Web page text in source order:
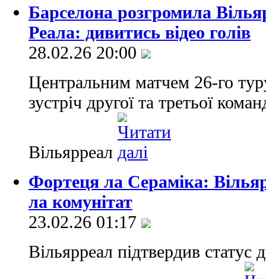
Барселона розгромила
Реала: дивитись відео голів
28.02.26 20:00
Центральним матчем 26-го
зустріч другої та третьої
Вільярреал
Фортеця ла Сераміка:
ла комунітат
23.02.26 01:17
Вільярреал підтвердив